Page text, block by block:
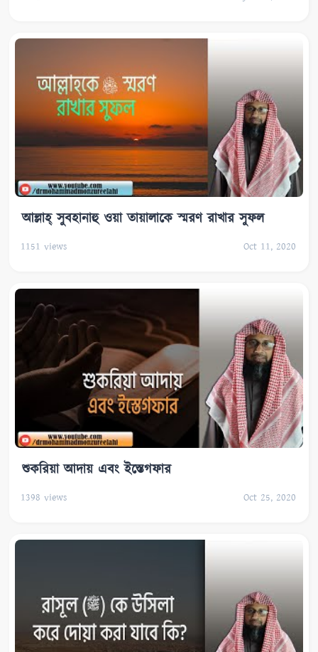
আল্লাহ্‌ সুবহানাহু ওয়া তায়ালাকে স্মরণ রাখার সুফল
1151 views Oct 11, 2020
শুকরিয়া আদায় এবং ইস্তেগফার
1398 views Oct 25, 2020